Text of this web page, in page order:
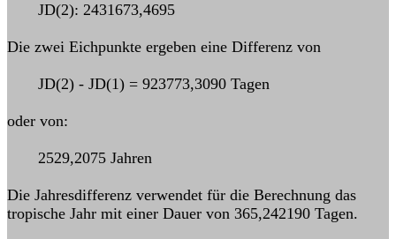
JD(2): 2431673,4695
Die zwei Eichpunkte ergeben eine Differenz von
JD(2) - JD(1) = 923773,3090 Tagen
oder von:
2529,2075 Jahren
Die Jahresdifferenz verwendet für die Berechnung das
tropische Jahr mit einer Dauer von 365,242190 Tagen.